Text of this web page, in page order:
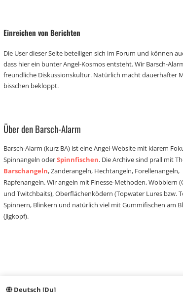
Einreichen von Berichten
Die User dieser Seite beteiligen sich im Forum und können
dass hier ein bunter Angel-Kosmos entsteht. Wir Barsch-
freundliche Diskussionskultur. Natürlich macht dauerhafter
bisschen bekloppt.
Über den Barsch-Alarm
Barsch-Alarm (kurz BA) ist eine Angel-Website mit klarem
Spinnangeln oderSpinnfischen. Die Archive sind prall mit
Barschangeln, Zanderangeln, Hechtangeln, Forellenangeln,
Rapfenangeln. Wir angeln mit Finesse-Methoden, Wobblern
und Twitchbaits), Oberflächenködern (Topwater Lures bzw.
Spinnern, Blinkern und natürlich viel mit Gummifischen am
(Jigkopf).
Deutsch [Du]